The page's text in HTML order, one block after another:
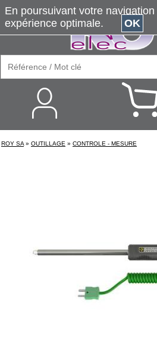
ROY SA » OUTILLAGE » CONTROLE - MESURE
En poursuivant votre
expérience optimale.
OK